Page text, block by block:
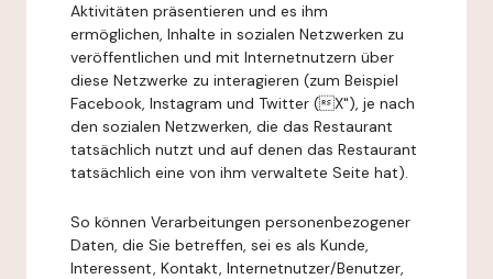
Aktivitäten präsentieren und es ihm
ermöglichen, Inhalte in sozialen Netzwerken zu
veröffentlichen und mit Internetnutzern über
diese Netzwerke zu interagieren (zum Beispiel
Facebook, Instagram und Twitter (X"), je nach
den sozialen Netzwerken, die das Restaurant
tatsächlich nutzt und auf denen das Restaurant
tatsächlich eine von ihm verwaltete Seite hat).
So können Verarbeitungen personenbezogener
Daten, die Sie betreffen, sei es als Kunde,
Interessent, Kontakt, Internetnutzer/Benutzer,